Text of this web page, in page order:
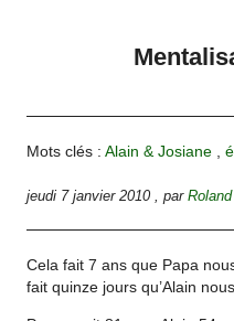
Mots clés :Alain & Josiane ,
jeudi 7 janvier 2010 ,parRoland
Cela fait 7 ans que Papa
fait quinze jours qu’Alain